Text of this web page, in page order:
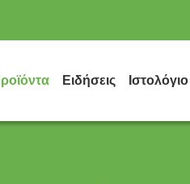
Ειδήσεις Ιστολόγιο